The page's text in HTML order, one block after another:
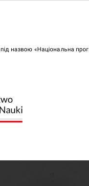
назвою «Національна